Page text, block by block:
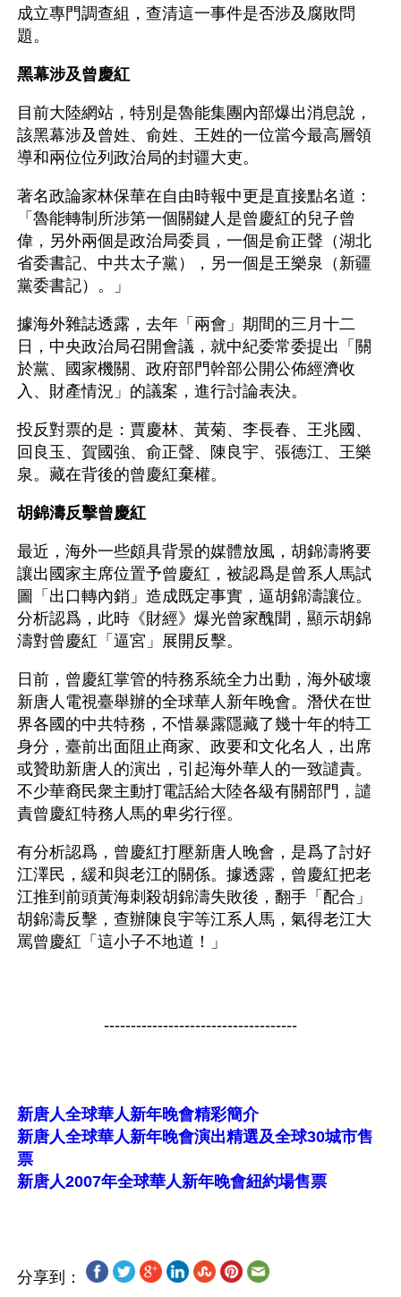
成立專門調查組，查清這一事件是否涉及腐敗問
題。
黑幕涉及曾慶紅
目前大陸網站，特別是魯能集團內部爆出消息說，
該黑幕涉及曾姓、俞姓、王姓的一位當今最高層領
導和兩位位列政治局的封疆大吏。
著名政論家林保華在自由時報中更是直接點名道：
「魯能轉制所涉第一個關鍵人是曾慶紅的兒子曾
偉，另外兩個是政治局委員，一個是俞正聲（湖北
省委書記、中共太子黨），另一個是王樂泉（新疆
黨委書記）。」
據海外雜誌透露，去年「兩會」期間的三月十二
日，中央政治局召開會議，就中紀委常委提出「關
於黨、國家機關、政府部門幹部公開公佈經濟收
入、財產情況」的議案，進行討論表決。
投反對票的是：賈慶林、黃菊、李長春、王兆國、
回良玉、賀國強、俞正聲、陳良宇、張德江、王樂
泉。藏在背後的曾慶紅棄權。
胡錦濤反擊曾慶紅
最近，海外一些頗具背景的媒體放風，胡錦濤將要
讓出國家主席位置予曾慶紅，被認爲是曾系人馬試
圖「出口轉內銷」造成既定事實，逼胡錦濤讓位。
分析認爲，此時《財經》爆光曾家醜聞，顯示胡錦
濤對曾慶紅「逼宮」展開反擊。
日前，曾慶紅掌管的特務系統全力出動，海外破壞
新唐人電視臺舉辦的全球華人新年晚會。潛伏在世
界各國的中共特務，不惜暴露隱藏了幾十年的特工
身分，臺前出面阻止商家、政要和文化名人，出席
或贊助新唐人的演出，引起海外華人的一致譴責。
不少華裔民衆主動打電話給大陸各級有關部門，譴
責曾慶紅特務人馬的卑劣行徑。
有分析認爲，曾慶紅打壓新唐人晚會，是爲了討好
江澤民，緩和與老江的關係。據透露，曾慶紅把老
江推到前頭黃海刺殺胡錦濤失敗後，翻手「配合」
胡錦濤反擊，查辦陳良宇等江系人馬，氣得老江大
罵曾慶紅「這小子不地道！」
------------------------------------
新唐人全球華人新年晚會精彩簡介
新唐人全球華人新年晚會演出精選及全球30城市售
票
新唐人2007年全球華人新年晚會紐約場售票
分享到：